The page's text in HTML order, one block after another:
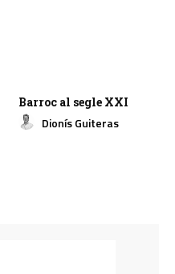
Barroc al segle XXI
Dionís Guiteras